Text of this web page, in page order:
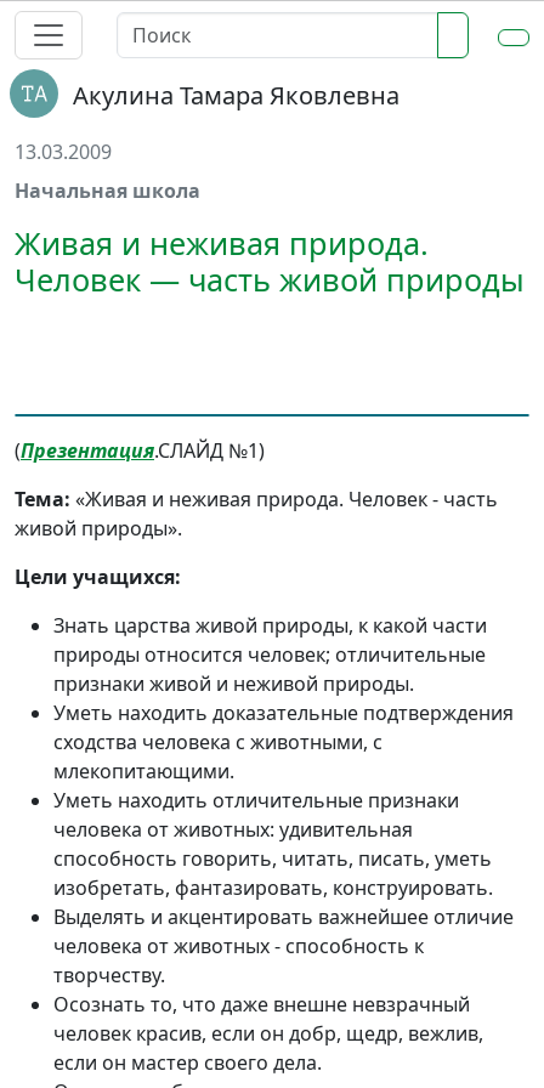
Акулина Тамара Яковлевна
13.03.2009
Начальная школа
Живая и неживая природа.
Человек — часть живой природы
(Презентация.СЛАЙД №1)
Тема: «Живая и неживая природа. Человек - часть
живой природы».
Цели учащихся:
Знать царства живой природы, к какой части
природы относится человек; отличительные
признаки живой и неживой природы.
Уметь находить доказательные подтверждения
сходства человека с животными, с
млекопитающими.
Уметь находить отличительные признаки
человека от животных: удивительная
способность говорить, читать, писать, уметь
изобретать, фантазировать, конструировать.
Выделять и акцентировать важнейшее отличие
человека от животных - способность к
творчеству.
Осознать то, что даже внешне невзрачный
человек красив, если он добр, щедр, вежлив,
если он мастер своего дела.